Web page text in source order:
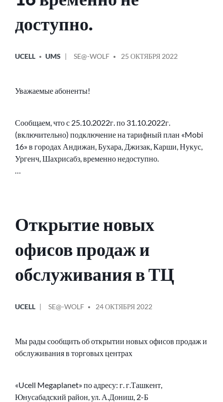
доступно.
В
UCELL UMS
ОТ
SE@-WOLF 25 ОКТЯБРЯ 2022
Уважаемые абоненты!
Сообщаем, что с 25.10.2022г. по 31.10.2022г.
(включительно) подключение на тарифный план «Mobi
16» в городах Андижан, Бухара, Джизак, Карши, Нукус,
Ургенч, Шахрисабз, временно недоступно.
Открытие новых
офисов продаж и
обслуживания в ТЦ
В
UCELL
ОТ
SE@-WOLF 24 ОКТЯБРЯ 2022
Мы рады сообщить об открытии новых офисов продаж и
обслуживания в торговых центрах
«Ucell Megaplanet» по адресу: г. г.Ташкент,
Юнусабадский район, ул. А.Дониш, 2-Б